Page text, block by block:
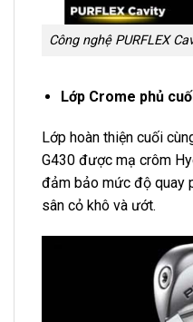
Công nghệ PURFLEX
Lớp Crome phủ
Lớp hoàn thiện cuối
G430 được mạ crôm
đảm bảo mức độ quay
sân cỏ khô và ướt.